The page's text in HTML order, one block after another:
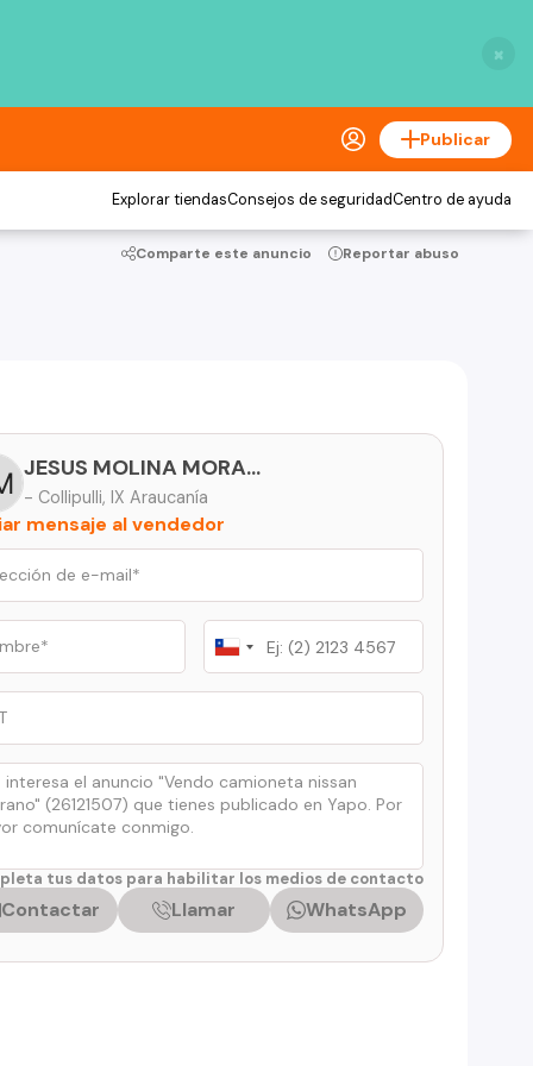
×
Publicar
Explorar tiendasConsejos de seguridadCentro de ayuda
Comparte este anuncio Reportar abuso
JESUS MOLINA MORALES
- Collipulli, IX Araucanía
mensaje al vendedor
Chile
+56
tus datos para habilitar los medios de contacto
Contactar Llamar WhatsApp